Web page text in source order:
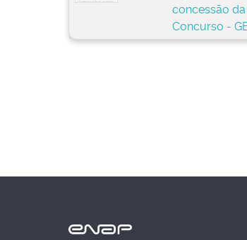
concessão
Concurso -